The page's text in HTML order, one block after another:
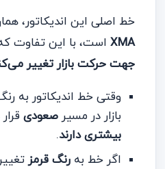
خط اصلی این اندیکاتور،
XMA است، با این تفاوت
جهت حرکت بازار تغییر
وقتی خط اندیکاتور به
بازار در مسیرصعودی
بیشتری دارند.
اگر خط بهرنگ قرمز